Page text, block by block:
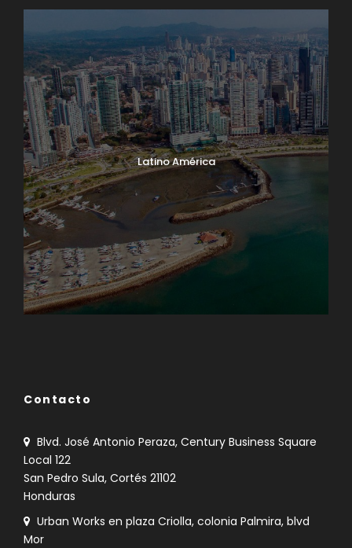
Latino América
Contacto
Blvd. José Antonio Peraza, Century Business Square
Local 122
San Pedro Sula, Cortés 21102
Honduras
Urban Works en plaza Criolla, colonia Palmira, blvd
Mor